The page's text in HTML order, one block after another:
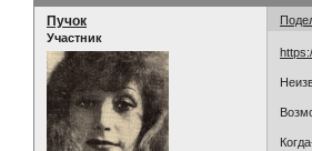
Пучок
Участник